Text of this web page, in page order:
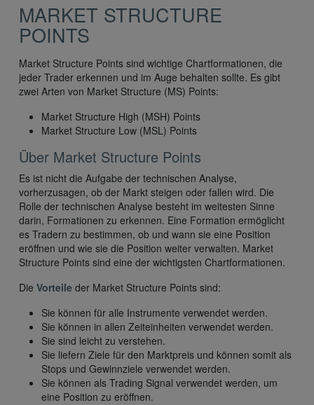
MARKET STRUCTURE
POINTS
Market Structure Points sind wichtige Chartformationen, die
jeder Trader erkennen und im Auge behalten sollte. Es gibt
zwei Arten von Market Structure (MS) Points:
Market Structure High (MSH) Points
Market Structure Low (MSL) Points
Über Market Structure Points
Es ist nicht die Aufgabe der technischen Analyse,
vorherzusagen, ob der Markt steigen oder fallen wird. Die
Rolle der technischen Analyse besteht im weitesten Sinne
darin, Formationen zu erkennen. Eine Formation ermöglicht
es Tradern zu bestimmen, ob und wann sie eine Position
eröffnen und wie sie die Position weiter verwalten. Market
Structure Points sind eine der wichtigsten Chartformationen.
Die Vorteile der Market Structure Points sind:
Sie können für alle Instrumente verwendet werden.
Sie können in allen Zeiteinheiten verwendet werden.
Sie sind leicht zu verstehen.
Sie liefern Ziele für den Marktpreis und können somit als
Stops und Gewinnziele verwendet werden.
Sie können als Trading Signal verwendet werden, um
eine Position zu eröffnen.